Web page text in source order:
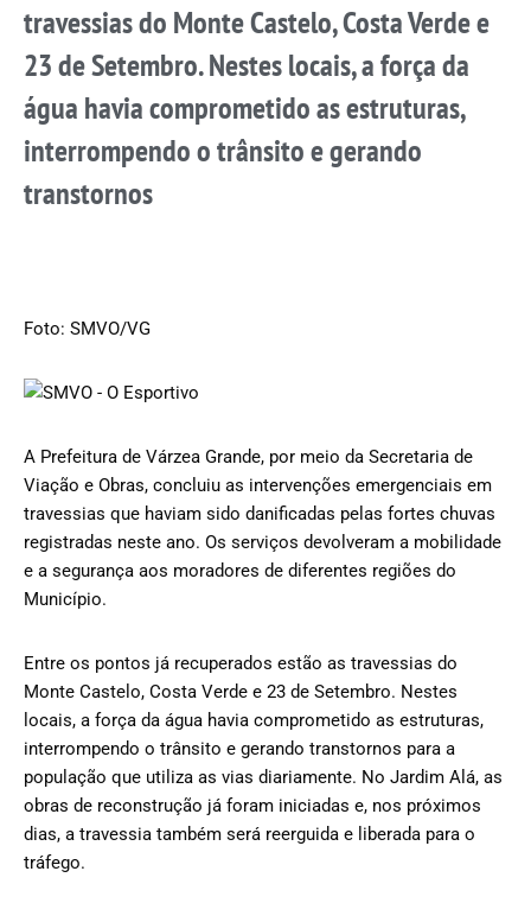
travessias do Monte Castelo, Costa Verde e
23 de Setembro. Nestes locais, a força da
água havia comprometido as estruturas,
interrompendo o trânsito e gerando
transtornos
Foto: SMVO/VG
A Prefeitura de Várzea Grande, por meio da Secretaria de
Viação e Obras, concluiu as intervenções emergenciais em
travessias que haviam sido danificadas pelas fortes chuvas
registradas neste ano. Os serviços devolveram a mobilidade
e a segurança aos moradores de diferentes regiões do
Município.
Entre os pontos já recuperados estão as travessias do
Monte Castelo, Costa Verde e 23 de Setembro. Nestes
locais, a força da água havia comprometido as estruturas,
interrompendo o trânsito e gerando transtornos para a
população que utiliza as vias diariamente. No Jardim Alá, as
obras de reconstrução já foram iniciadas e, nos próximos
dias, a travessia também será reerguida e liberada para o
tráfego.